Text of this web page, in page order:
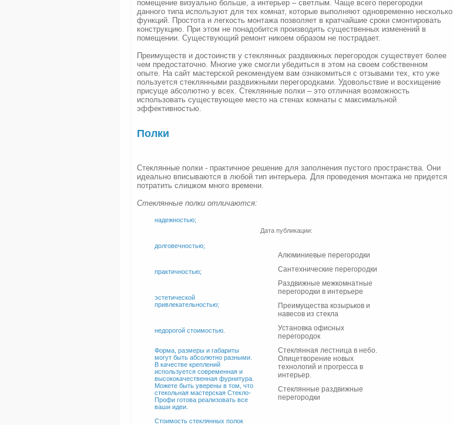
помещение визуально больше, а интерьер – светлым. Чаще всего перегородки
данного типа используют для тех комнат, которые выполняют одновременно несколько
функций. Простота и легкость монтажа позволяет в кратчайшие сроки смонтировать
конструкцию. При этом не понадобится производить существенных изменений в
помещении. Существующий ремонт никоем образом не пострадает.
Преимуществ и достоинств у стеклянных раздвижных перегородок существует более
чем предостаточно. Многие уже смогли убедиться в этом на своем собственном
опыте. На сайт мастерской рекомендуем вам ознакомиться с отзывами тех, кто уже
пользуется стеклянными раздвижными перегородками. Удовольствие и восхищение
присуще абсолютно у всех. Стеклянные полки – это отличная возможность
использовать существующее место на стенах комнаты с максимальной
эффективностью.
Полки
Стеклянные полки - практичное решение для заполнения пустого пространства. Они
идеально вписываются в любой тип интерьера. Для проведения монтажа не придется
потратить слишком много времени.
Стеклянные полки отличаются:
надежностью;
долговечностью;
практичностью;
эстетической
привлекательностью;
недорогой стоимостью.
Форма, размеры и габариты
могут быть абсолютно разными.
В качестве креплений
используется современная и
высококачественная фурнитура.
Можете быть уверены в том, что
стекольная мастерская Стекло-
Профи готова реализовать все
ваши идеи.
Стоимость стеклянных полок
Дата публикации:
Алюминиевые перегородки
Сантехнические перегородки
Раздвижные межкомнатные
перегородки в интерьере
Преимущества козырьков и
навесов из стекла
Установка офисных
перегородок
Стеклянная лестница в небо.
Олицетворение новых
технологий и прогресса в
интерьер.
Стеклянные раздвижные
перегородки